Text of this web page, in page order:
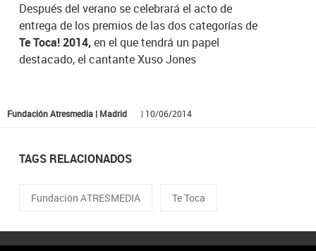
Después del verano se celebrará el acto de
entrega de los premios de las dos categorías de
Te Toca! 2014,en el que tendrá un papel
destacado, el cantante Xuso Jones
Fundación Atresmedia | Madrid | 10/06/2014
TAGS RELACIONADOS
Fundación ATRESMEDIA Te Toca